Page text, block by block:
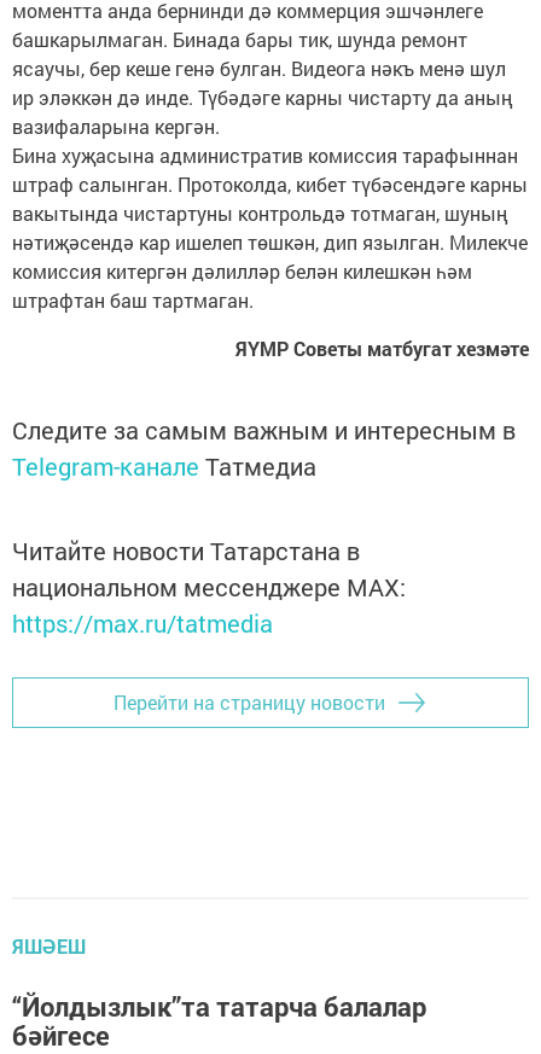
моментта анда бернинди дә коммерция эшчәнлеге
башкарылмаган. Бинада бары тик, шунда ремонт
ясаучы, бер кеше генә булган. Видеога нәкъ менә шул
ир эләккән дә инде. Түбәдәге карны чистарту да аның
вазифаларына кергән.
Бина хуҗасына административ комиссия тарафыннан
штраф салынган. Протоколда, кибет түбәсендәге карны
вакытында чистартуны контрольдә тотмаган, шуның
нәтиҗәсендә кар ишелеп төшкән, дип язылган. Милекче
комиссия китергән дәлилләр белән килешкән һәм
штрафтан баш тартмаган.
ЯҮМР Советы матбугат хезмәте
Следите за самым важным и интересным в
Telegram-канале Татмедиа
Читайте новости Татарстана в
национальном мессенджере MАХ:
https://max.ru/tatmedia
Перейти на страницу новости
ЯШӘЕШ
“Йолдызлык”та татарча балалар
бәйгесе